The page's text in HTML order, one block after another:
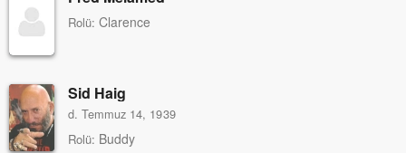
Rolü: Clarence
Sid Haig
d. Temmuz 14, 1939
Rolü: Buddy